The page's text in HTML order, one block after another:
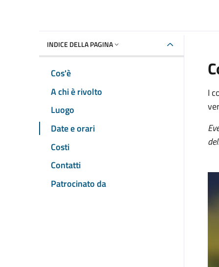
INDICE DELLA PAGINA
Cos'è
A chi è rivolto
Luogo
Date e orari
Costi
Contatti
Patrocinato da
I